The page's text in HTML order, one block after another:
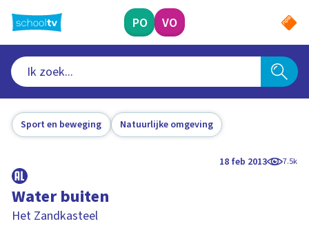
naar
hoofdinhoud
PO VO
Sport en beweging Natuurlijke omgeving
18 feb 2013 7.5k
Water buiten
Het Zandkasteel